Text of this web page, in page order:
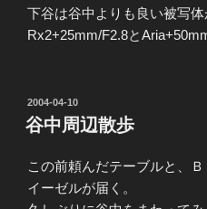
下谷は谷中よりも良い被写体
Rx2+25mm/F2.8と
投
稿
日:
2004-04-10
谷中周辺散歩
この前頼んだテーブルと、
イーゼルが届く。